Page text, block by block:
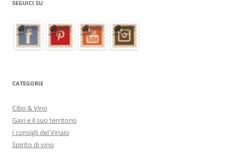
SEGUICI SU
CATEGORIE
Cibo & Vino
Gavi e il suo territorio
I consigli del Vinaio
Spirito di vino